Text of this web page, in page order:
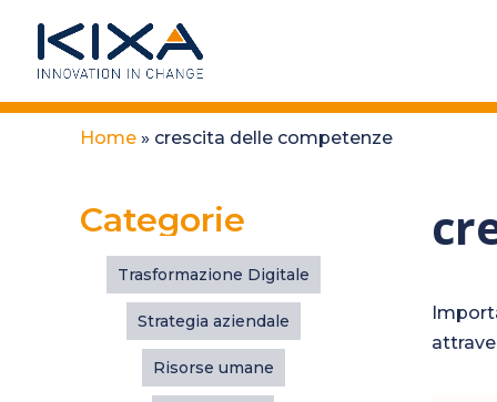
Home » crescita delle competenze
Categorie
Trasformazione Digitale
Strategia aziendale
Risorse umane